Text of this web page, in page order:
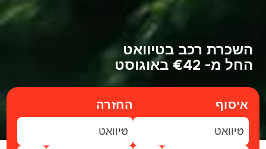
השכרת רכב בטיוואט
החל מ- €42 באוגוסט
איסוף
טיוואט
החזרה
טיוואט